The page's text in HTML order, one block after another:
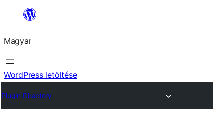
Ugrás
tartalomhoz
Magyar
WordPress letöltése
Plugin Directory